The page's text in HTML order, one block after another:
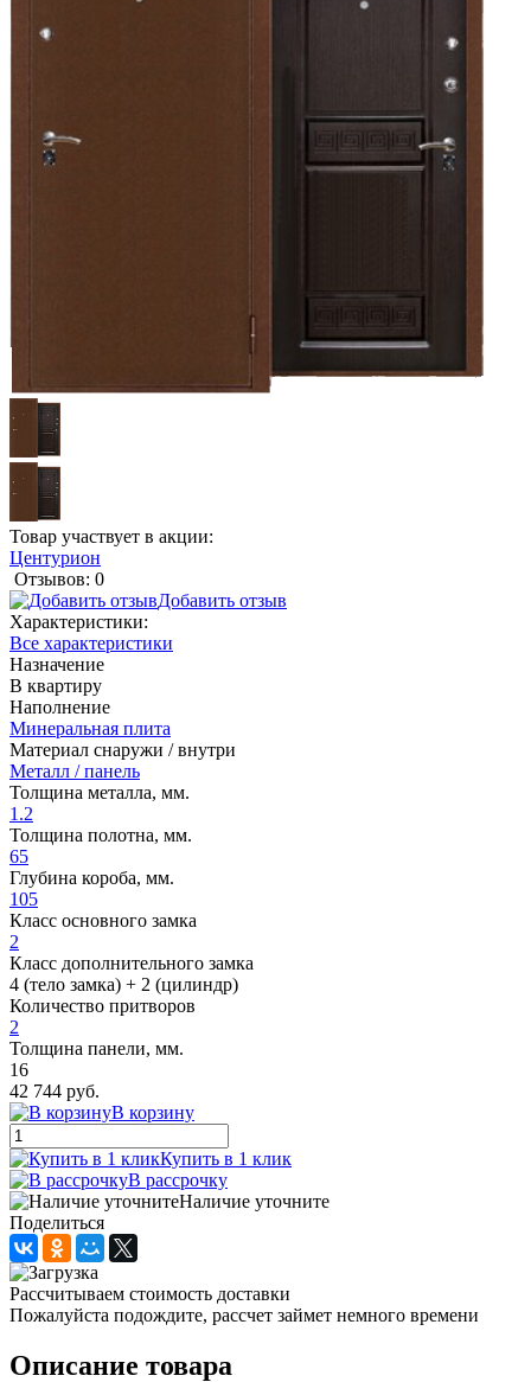
Товар участвует в акции:
Центурион
Отзывов: 0
Добавить отзыв
Характеристики:
Все характеристики
Назначение
В квартиру
Наполнение
Минеральная плита
Материал снаружи / внутри
Металл / панель
Толщина металла, мм.
1.2
Толщина полотна, мм.
65
Глубина короба, мм.
105
Класс основного замка
2
Класс дополнительного замка
4 (тело замка) + 2 (цилиндр)
Количество притворов
2
Толщина панели, мм.
16
42 744 руб.
В корзину
Купить в 1 клик
В рассрочку
Наличие уточните
Поделиться
Рассчитываем стоимость доставки
Пожалуйста подождите, рассчет займет немного времени
Описание товара